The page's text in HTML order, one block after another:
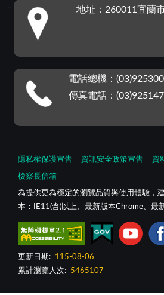
地址：260011宜蘭
電話總機：
傳真電話：
隱私權保護宣告 資訊安全政策宣告 資
檢察長信箱
為提供更為穩定的瀏覽品質與使用體驗，
本：IE11(含)以上、最新版本Chrome、最
更新日期:
115-08-06
累計瀏覽人次:
5465107